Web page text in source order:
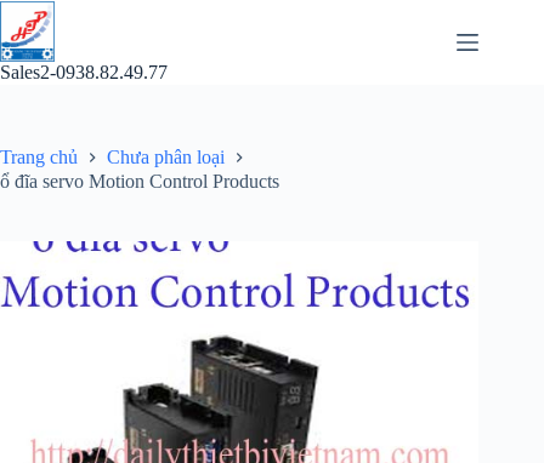
Chuyển
đến
phần
nội
Sales2-0938.82.49.77
Trang chủ
Chưa phân loại
ổ đĩa servo Motion Control Products